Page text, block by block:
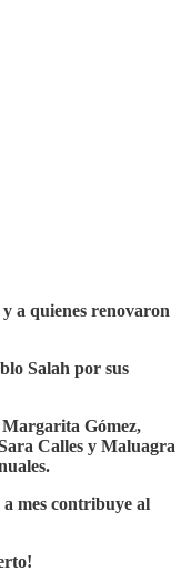
a quienes renovaron
Salah por sus
Gómez,
Calles y Maluagra
a mes contribuye al